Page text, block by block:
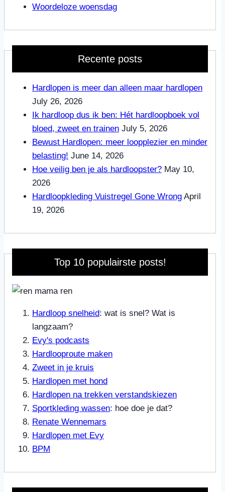
Woordeloze woensdag
Recente posts
Hardlopen is meer dan alleen maar hardlopen
July 26, 2026
Ik hardloop dus ik ben: Hét hardloopboek vol
bloed, zweet en trainen July 5, 2026
Bewust Hardlopen: meer loopplezier en minder
belasting! June 14, 2026
Hoe veilig ben je als hardloopster? May 10,
2026
Hardloopkleding Vuistregel Gone Wrong April
19, 2026
Top 10 populairste posts!
Hardloop snelheid: wat is snel? Wat is
langzaam?
Evy's podcasts
Hardlooproute maken
Zweet in je kruis
Hardlopen met hond
Hardlopen na trekken verstandskiezen
Sportkleding wassen: hoe doe je dat?
Renate Wennemars
Hardlopen met Evy
BPM